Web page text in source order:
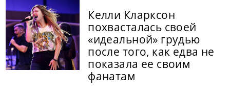
Келли Кларксон
похвасталась своей
«идеальной» грудью
после того, как едва не
показала ее своим
фанатам